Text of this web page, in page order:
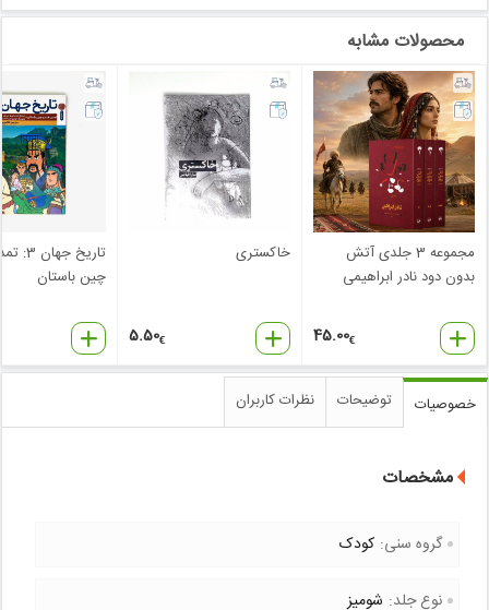
محصولات مشابه
مجموعه 3 جلدی آتش
بدون دود نادر ابراهیمی
45.00€
خاکستری
5.50€
تاریخ
چین باستان
خصوصیات توضیحات نظرات کاربران
مشخصات
گروه سنی: کودک
نوع جلد: شومیز